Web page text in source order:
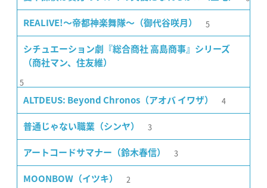
REALIVE!〜帝都神楽舞隊〜（御代谷咲月） 5
シチュエーション劇『総合商社 高島商事』シリーズ
（商社マン、住友維）
5
ALTDEUS: Beyond Chronos（アオバ イワザ） 4
普通じゃない職業（シンヤ） 3
アートコードサマナー（鈴木春信） 3
MOONBOW（イツキ） 2